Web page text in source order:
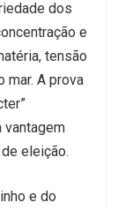
dos
e
tensão
mar. A prova
vantagem
eleição.
e do